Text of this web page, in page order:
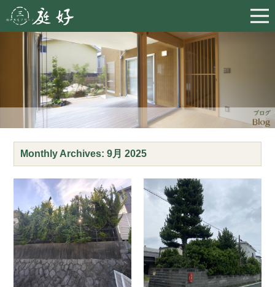
Monthly Archives:9月 2025